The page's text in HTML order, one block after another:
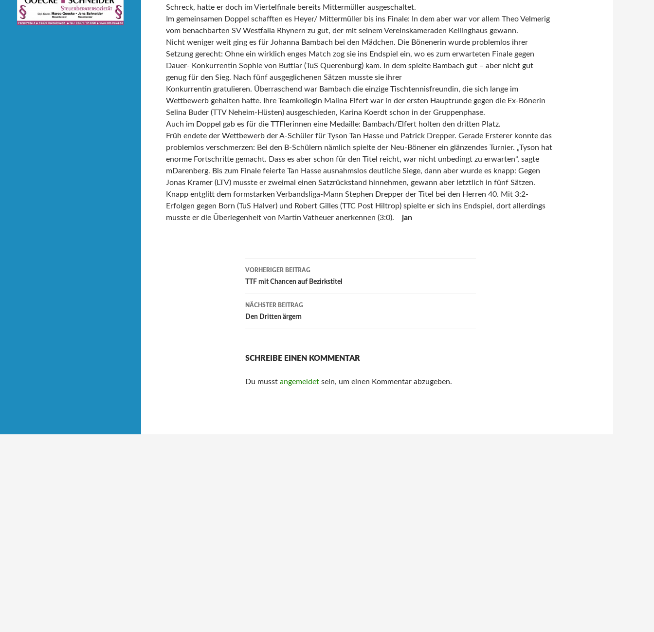
Schreck, hatte er doch im Viertelfinale bereits Mittermüller ausgeschaltet.
Im gemeinsamen Doppel schafften es Heyer/ Mittermüller bis ins Finale: In dem aber war vor allem Theo Velmerig
vom benachbarten SV Westfalia Rhynern zu gut, der mit seinem Vereinskameraden Keilinghaus gewann.
Nicht weniger weit ging es für Johanna Bambach bei den Mädchen. Die Bönenerin wurde problemlos ihrer
Setzung gerecht: Ohne ein wirklich enges Match zog sie ins Endspiel ein, wo es zum erwarteten Finale gegen
Dauer- Konkurrentin Sophie von Buttlar (TuS Querenburg) kam. In dem spielte Bambach gut – aber nicht gut
genug für den Sieg. Nach fünf ausgeglichenen Sätzen musste sie ihrer
Konkurrentin gratulieren. Überraschend war Bambach die einzige Tischtennisfreundin, die sich lange im
Wettbewerb gehalten hatte. Ihre Teamkollegin Malina Elfert war in der ersten Hauptrunde gegen die Ex-Bönerin
Selina Buder (TTV Neheim-Hüsten) ausgeschieden, Karina Koerdt schon in der Gruppenphase.
Auch im Doppel gab es für die TTFlerinnen eine Medaille: Bambach/Elfert holten den dritten Platz.
Früh endete der Wettbewerb der A-Schüler für Tyson Tan Hasse und Patrick Drepper. Gerade Ersterer konnte das
problemlos verschmerzen: Bei den B-Schülern nämlich spielte der Neu-Bönener ein glänzendes Turnier. „Tyson hat
enorme Fortschritte gemacht. Dass es aber schon für den Titel reicht, war nicht unbedingt zu erwarten“, sagte
mDarenberg. Bis zum Finale feierte Tan Hasse ausnahmslos deutliche Siege, dann aber wurde es knapp: Gegen
Jonas Kramer (LTV) musste er zweimal einen Satzrückstand hinnehmen, gewann aber letztlich in fünf Sätzen.
Knapp entglitt dem formstarken Verbandsliga-Mann Stephen Drepper der Titel bei den Herren 40. Mit 3:2-
Erfolgen gegen Born (TuS Halver) und Robert Gilles (TTC Post Hiltrop) spielte er sich ins Endspiel, dort allerdings
musste er die Überlegenheit von Martin Vatheuer anerkennen (3:0). jan
Beitrags-
Navigation
VORHERIGER BEITRAG
TTF mit Chancen auf Bezirkstitel
NÄCHSTER BEITRAG
Den Dritten ärgern
SCHREIBE EINEN KOMMENTAR
Du musst angemeldet sein, um einen Kommentar abzugeben.